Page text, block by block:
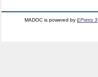
MADOC is powered byEPrints 3